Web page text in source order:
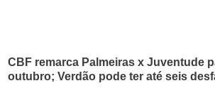
CBF remarca Palmeiras x Juventude
outubro; Verdão pode ter até seis